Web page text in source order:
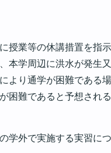
業等の休講措置を指
本学周辺に洪水が発生
より通学が困難である
困難であると予想され
学外で実施する実習に